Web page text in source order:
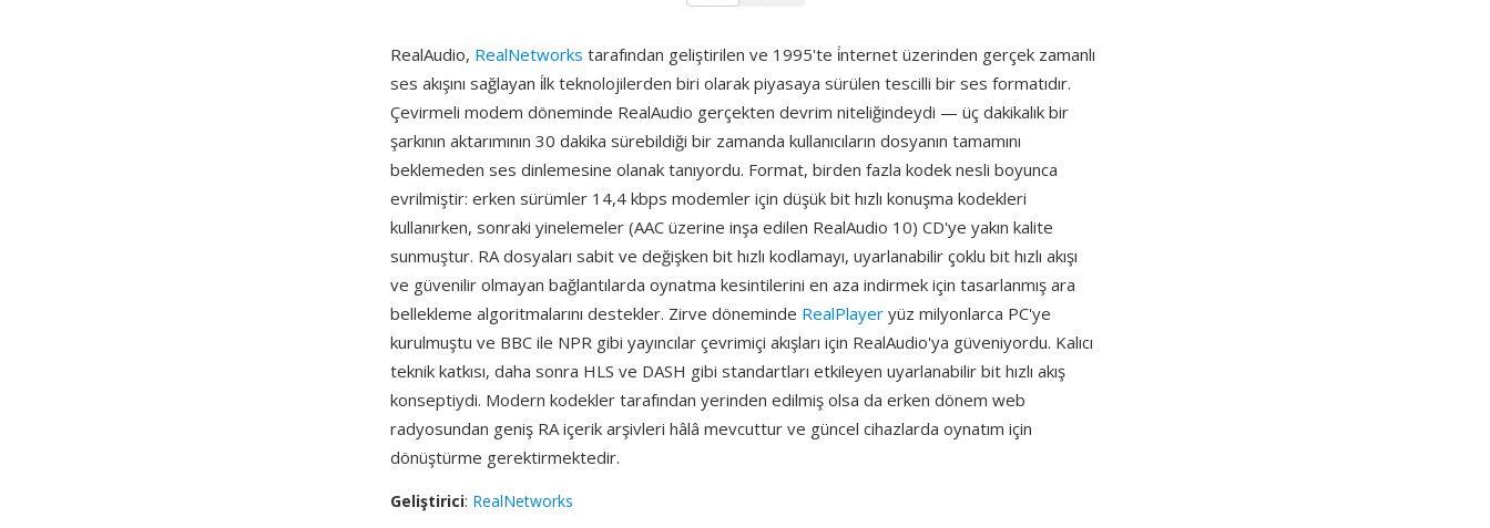
RealAudio, RealNetworks tarafından geliştirilen ve 1995'te i̇nternet üzerinden gerçek zamanlı
ses akışını sağlayan i̇lk teknolojilerden biri olarak piyasaya sürülen tescilli bir ses formatıdır.
Çevirmeli modem döneminde RealAudio gerçekten devrim niteliğindeydi — üç dakikalık bir
şarkının aktarımının 30 dakika sürebildiği bir zamanda kullanıcıların dosyanın tamamını
beklemeden ses dinlemesine olanak tanıyordu. Format, birden fazla kodek nesli boyunca
evrilmiştir: erken sürümler 14,4 kbps modemler için düşük bit hızlı konuşma kodekleri
kullanırken, sonraki yinelemeler (AAC üzerine inşa edilen RealAudio 10) CD'ye yakın kalite
sunmuştur. RA dosyaları sabit ve değişken bit hızlı kodlamayı, uyarlanabilir çoklu bit hızlı akışı
ve güvenilir olmayan bağlantılarda oynatma kesintilerini en aza indirmek için tasarlanmış ara
bellekleme algoritmalarını destekler. Zirve döneminde RealPlayer yüz milyonlarca PC'ye
kurulmuştu ve BBC ile NPR gibi yayıncılar çevrimiçi akışları için RealAudio'ya güveniyordu. Kalıcı
teknik katkısı, daha sonra HLS ve DASH gibi standartları etkileyen uyarlanabilir bit hızlı akış
konseptiydi. Modern kodekler tarafından yerinden edilmiş olsa da erken dönem web
radyosundan geniş RA içerik arşivleri hâlâ mevcuttur ve güncel cihazlarda oynatım için
dönüştürme gerektirmektedir.
Geliştirici: RealNetworks